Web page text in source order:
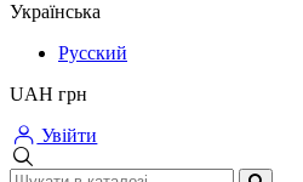
Українська
Русский
UAH грн
Увійти